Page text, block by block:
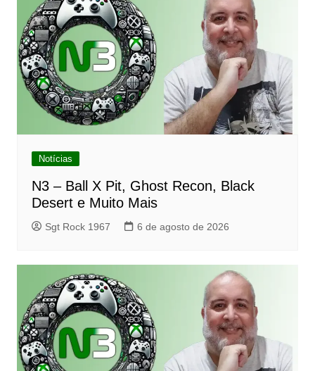
Notícias
N3 – Ball X Pit, Ghost Recon, Black
Desert e Muito Mais
Sgt Rock 1967 6 de agosto de 2026